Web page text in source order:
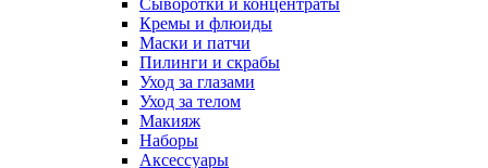
Сыворотки и концентраты
Кремы и флюиды
Маски и патчи
Пилинги и скрабы
Уход за глазами
Уход за телом
Макияж
Наборы
Аксессуары